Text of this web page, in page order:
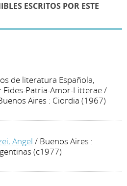
ESCRITOS POR ESTE
de literatura Española,
Fides-Patria-Amor-Litterae/
Aires : Ciordia (1967)
Angel / Buenos Aires :
(c1977)